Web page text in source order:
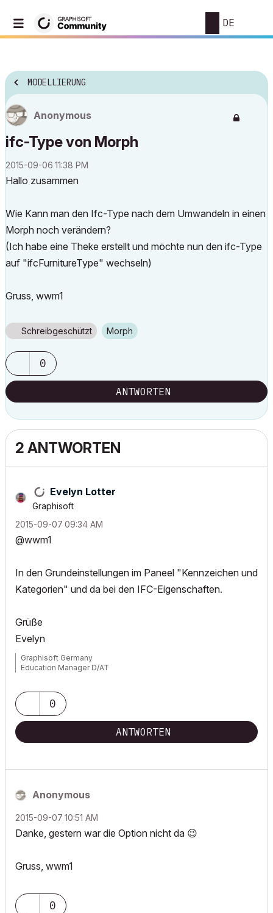
DE
MODELLIERUNG
Anonymous
ifc-Type von Morph
‎2015-09-06 11:38 PM
Hallo zusammen
Wie Kann man den Ifc-Type nach dem Umwandeln in einen
Morph noch verändern?
(Ich habe eine Theke erstellt und möchte nun den ifc-Type
auf "ifcFurnitureType" wechseln)
Gruss, wwm1
Schreibgeschützt Morph
0
ANTWORTEN
2 ANTWORTEN
Evelyn Lotter
Graphisoft
‎2015-09-07 09:34 AM
@wwm1
In den Grundeinstellungen im Paneel "Kennzeichen und
Kategorien" und da bei den IFC-Eigenschaften.
Grüße
Evelyn
Graphisoft Germany
Education Manager D/AT
0
ANTWORTEN
Anonymous
‎2015-09-07 10:51 AM
Danke, gestern war die Option nicht da 😉
Gruss, wwm1
0